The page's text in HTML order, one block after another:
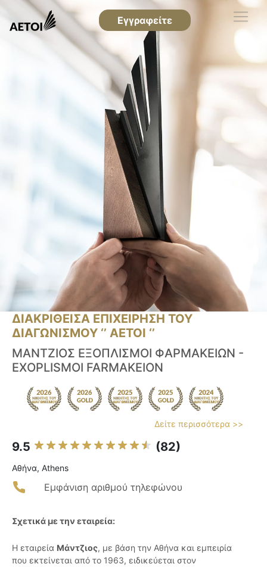
Εγγραφείτε
ΔΙΑΚΡΙΘΕΙΣΑ ΕΠΙΧΕΙΡΗΣΗ ΤΟΥ
ΔΙΑΓΩΝΙΣΜΟΥ ‘’ ΑΕΤΟΙ ‘’
ΜΑΝΤΖΙΟΣ ΕΞΟΠΛΙΣΜΟΙ ΦΑΡΜΑΚΕΙΩΝ -
EXOPLISMOI FARMAKEION
Δείτε περισσότερα >>
9.5 (82)
Αθήνα, Athens
Εμφάνιση αριθμού τηλεφώνου
Σχετικά με την εταιρεία:
Η εταιρεία Μάντζιος, με βάση την Αθήνα και εμπειρία
που εκτείνεται από το 1963, ειδικεύεται στον